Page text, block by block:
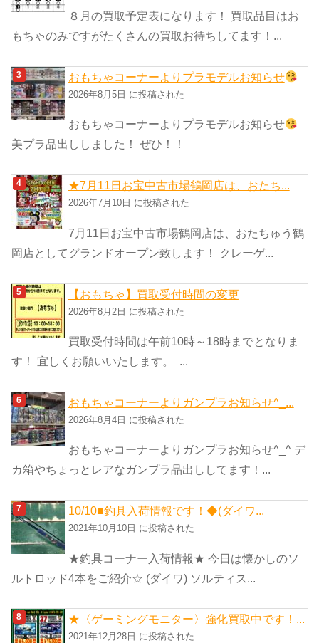
８月の買取予定表になります！ 買取品目はお
もちゃのみですがたくさんの買取お待ちしてます！...
おもちゃコーナーよりプラモデルお知らせ
2026年8月5日 に投稿された
おもちゃコーナーよりプラモデルお知らせ
美プラ品出ししました！ ぜひ！！
★7月11日お宝中古市場鶴岡店は、おたち...
2026年7月10日 に投稿された
7月11日お宝中古市場鶴岡店は、おたちゅう鶴
岡店としてグランドオープン致します！ クレーゲ...
【おもちゃ】買取受付時間の変更
2026年8月2日 に投稿された
買取受付時間は午前10時～18時までとなりま
す！ 宜しくお願いいたします。 ...
おもちゃコーナーよりガンプラお知らせ^_...
2026年8月4日 に投稿された
おもちゃコーナーよりガンプラお知らせ^_^ デ
カ箱やちょっとレアなガンプラ品出ししてます！...
10/10■釣具入荷情報です！◆(ダイワ...
2021年10月10日 に投稿された
★釣具コーナー入荷情報★ 今日は懐かしのソ
ルトロッド4本をご紹介☆ (ダイワ) ソルティス...
★〈ゲーミングモニター〉強化買取中です！...
2021年12月28日 に投稿された